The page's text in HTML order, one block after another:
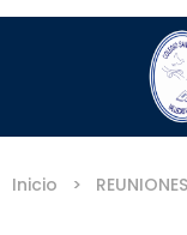
Inicio >